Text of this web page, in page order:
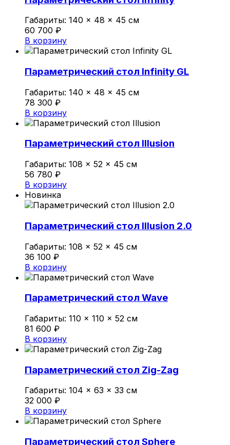
Политика конфиденциальности
0
В корзине нет товаров.
Габариты: 140 × 48 × 45 см
60 700 ₽
В корзину
Параметрический стол Infinity GL
Габариты: 140 × 48 × 45 см
78 300 ₽
В корзину
Параметрический стол Illusion
Габариты: 108 × 52 × 45 см
56 780 ₽
В корзину
Новинка
Параметрический стол Illusion 2.0
Габариты: 108 × 52 × 45 см
36 100 ₽
В корзину
Параметрический стол Wave
Габариты: 110 × 110 × 52 см
81 600 ₽
В корзину
Параметрический стол Zig-Zag
Габариты: 104 × 63 × 33 см
32 000 ₽
В корзину
Параметрический стол Sphere